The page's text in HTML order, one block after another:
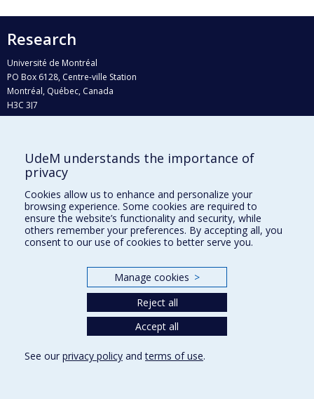
Research
Université de Montréal
PO Box 6128, Centre-ville Station
Montréal, Québec, Canada
H3C 3J7
Who does what?
Find us
Site map
Accessibility
UdeM understands the importance of
privacy
Cookies allow us to enhance and personalize your
browsing experience. Some cookies are required to
ensure the website’s functionality and security, while
others remember your preferences. By accepting all, you
consent to our use of cookies to better serve you.
Manage cookies >
Reject all
Accept all
See our privacy policy andterms of use.